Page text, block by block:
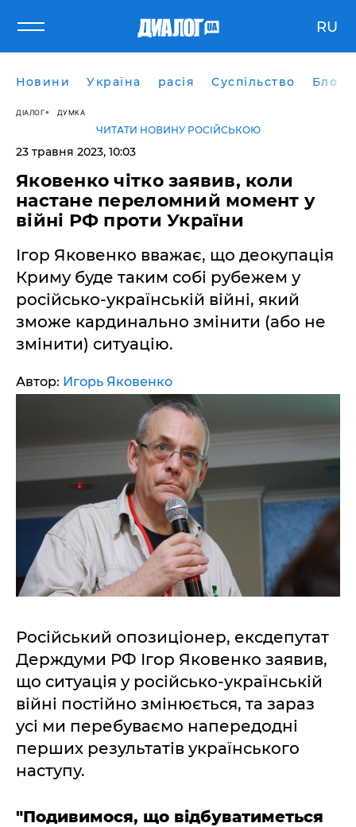
RU
Новини Україна расія Суспільство Блоги
ДІАЛОГ ДУМКА
ЧИТАТИ НОВИНУ РОСІЙСЬКОЮ
23 травня 2023, 10:03
Яковенко чітко заявив, коли
настане переломний момент у
війні РФ проти України
Ігор Яковенко вважає, що деокупація
Криму буде таким собі рубежем у
російсько-українській війні, який
зможе кардинально змінити (або не
змінити) ситуацію.
Автор: Игорь Яковенко
Російський опозиціонер, ексдепутат
Держдуми РФ Ігор Яковенко заявив,
що ситуація у російсько-українській
війні постійно змінюється, та зараз
усі ми перебуваємо напередодні
перших результатів українського
наступу.
"Подивимося, що відбуватиметься